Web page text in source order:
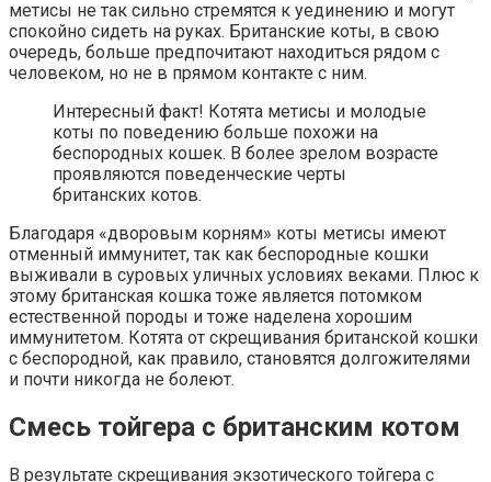
метисы не так сильно стремятся к уединению и могут
спокойно сидеть на руках. Британские коты, в свою
очередь, больше предпочитают находиться рядом с
человеком, но не в прямом контакте с ним.
Интересный факт! Котята метисы и молодые
коты по поведению больше похожи на
беспородных кошек. В более зрелом возрасте
проявляются поведенческие черты
британских котов.
Благодаря «дворовым корням» коты метисы имеют
отменный иммунитет, так как беспородные кошки
выживали в суровых уличных условиях веками. Плюс к
этому британская кошка тоже является потомком
естественной породы и тоже наделена хорошим
иммунитетом. Котята от скрещивания британской кошки
с беспородной, как правило, становятся долгожителями
и почти никогда не болеют.
Смесь тойгера с британским котом
В результате скрещивания экзотического тойгера с